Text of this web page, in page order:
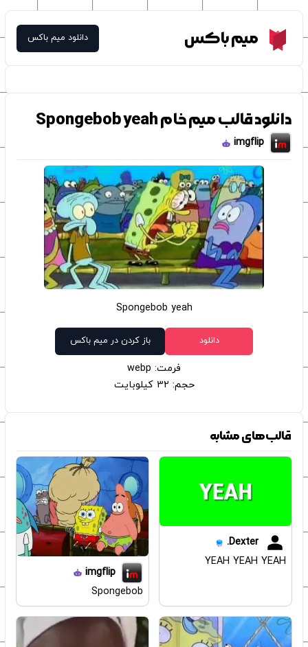
Meme Boxمیم باکس دانلود میم باکس
دانلود قالب میم خام Spongebob yeah
imgflip
Spongebob yeah
دانلود باز کردن در میم باکس
فرمت: webp
حجم: 32 کیلوبایت
قالب‌های مشابه
Dexter.
YEAH YEAH YEAH
imgflip
Spongebob